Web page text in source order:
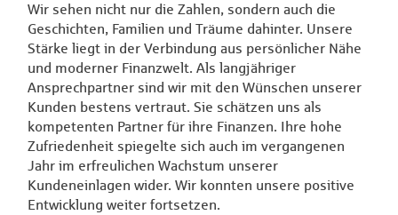
Wir sehen nicht nur die Zahlen, sondern auch die
Geschichten, Familien und Träume dahinter. Unsere
Stärke liegt in der Verbindung aus persönlicher Nähe
und moderner Finanzwelt. Als langjähriger
Ansprechpartner sind wir mit den Wünschen unserer
Kunden bestens vertraut. Sie schätzen uns als
kompetenten Partner für ihre Finanzen. Ihre hohe
Zufriedenheit spiegelte sich auch im vergangenen
Jahr im erfreulichen Wachstum unserer
Kundeneinlagen wider. Wir konnten unsere positive
Entwicklung weiter fortsetzen.